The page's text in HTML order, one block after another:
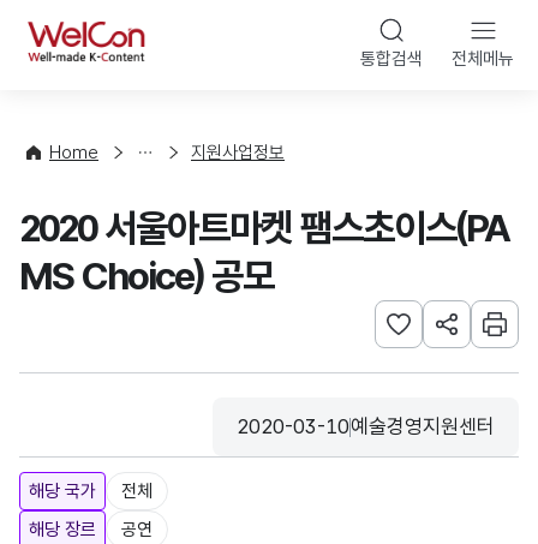
WelCon 통합검색 전체메뉴
Home
사
청
지원사업정보
2020 서울아트마켓 팸스초이스(PA
MS Choice) 공모
관심사 등록하기
URL 공유하
인쇄
등록일
2020-03-10
수집기관
예술경영지원센터
해당 국가
전체
해당 장르
공연